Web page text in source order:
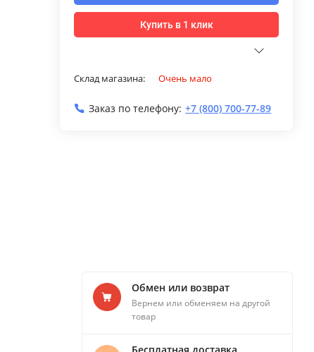
Купить в 1 клик
Склад магазина: Очень мало
Заказ по телефону: +7 (800) 700-77-89
Обмен или возврат
Вернем или обменяем на другой
товар